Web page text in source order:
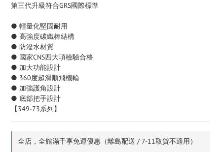
第三代升級符合GRS國際標準
● 輕量化堅固耐用
● 高強度碳纖棒結構
● 防潑水材質
● 國家CNS四大項檢驗合格
● 加大功能設計
● 360度超滑順飛機輪
● 加強護角設計
● 底部把手設計
【349-73系列】
全店，全館滿千享免運優惠（離島配送 / 7-11取貨不適用）